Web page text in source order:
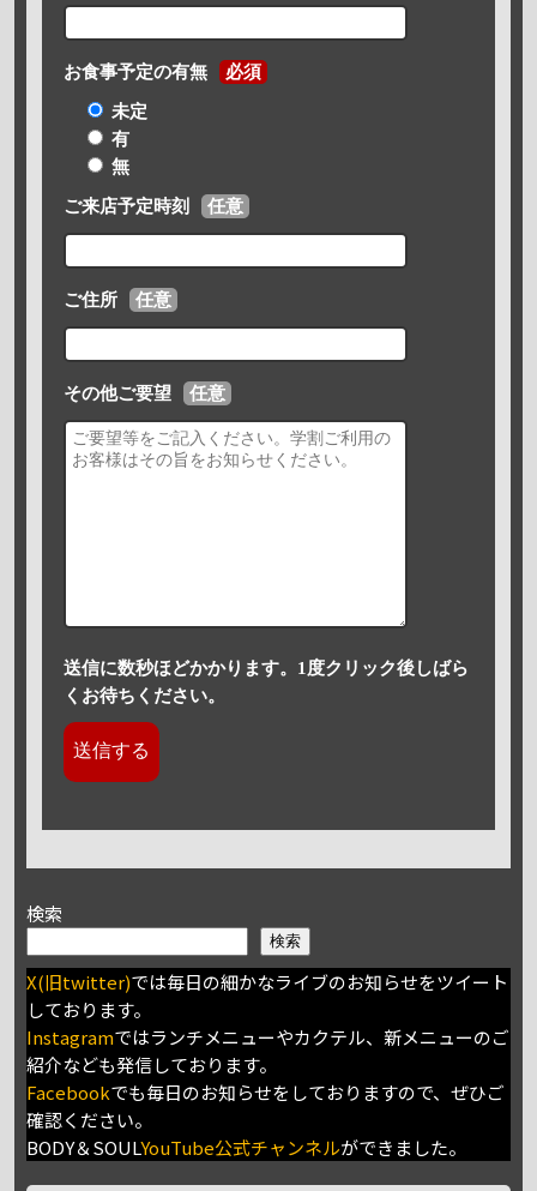
お食事予定の有無 必須
未定
有
無
ご来店予定時刻 任意
ご住所 任意
その他ご要望 任意
送信に数秒ほどかかります。1度クリック後しばら
くお待ちください。
検索
検索
X(旧twitter)では毎日の細かなライブのお知らせをツイート
しております。
Instagramではランチメニューやカクテル、新メニューのご
紹介なども発信しております。
Facebookでも毎日のお知らせをしておりますので、ぜひご
確認ください。
BODY＆SOULYouTube公式チャンネルができました。